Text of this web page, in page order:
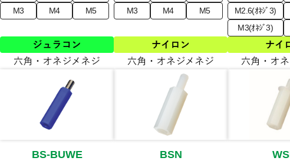
M3
M4 M5
M3
M4 M5
M2.6(ｵﾈｼﾞ3)
M3(ｵﾈｼﾞ3)
BS-BUWE BSN